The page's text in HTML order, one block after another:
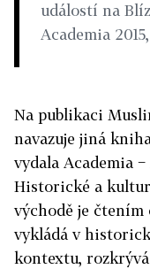
událostí na
Academia
Na publikaci
navazuje jiná
vydala Academia
Historické a
východě je čtením
vykládá v
kontextu,